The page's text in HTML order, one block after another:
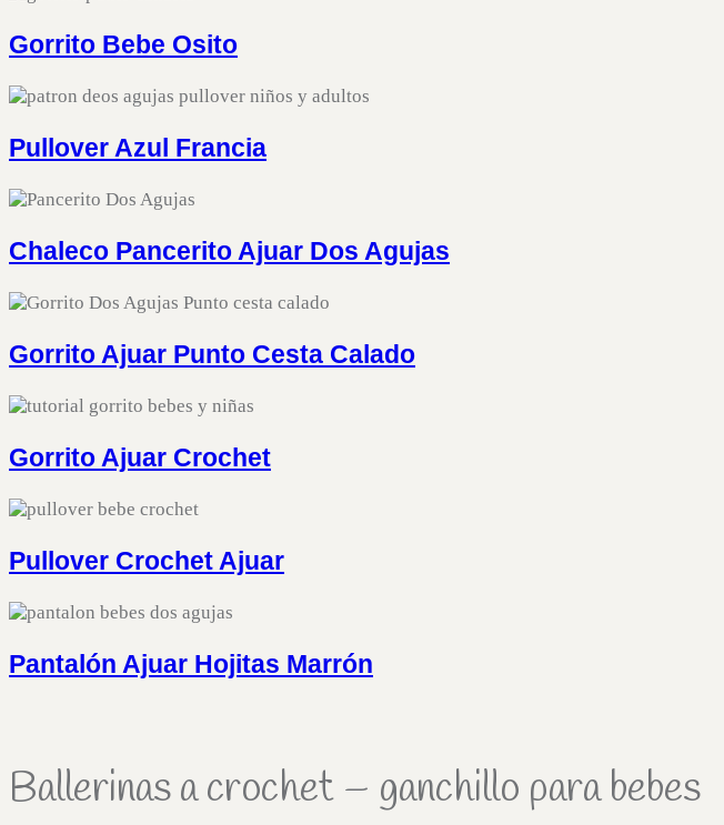
Gorrito Bebe Osito
Pullover Azul Francia
Chaleco Pancerito Ajuar Dos Agujas
Gorrito Ajuar Punto Cesta Calado
Gorrito Ajuar Crochet
Pullover Crochet Ajuar
Pantalón Ajuar Hojitas Marrón
Ballerinas a crochet – ganchillo para bebes